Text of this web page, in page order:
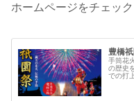
ホームページをチェック
豊橋
手筒花
の歴史
での打